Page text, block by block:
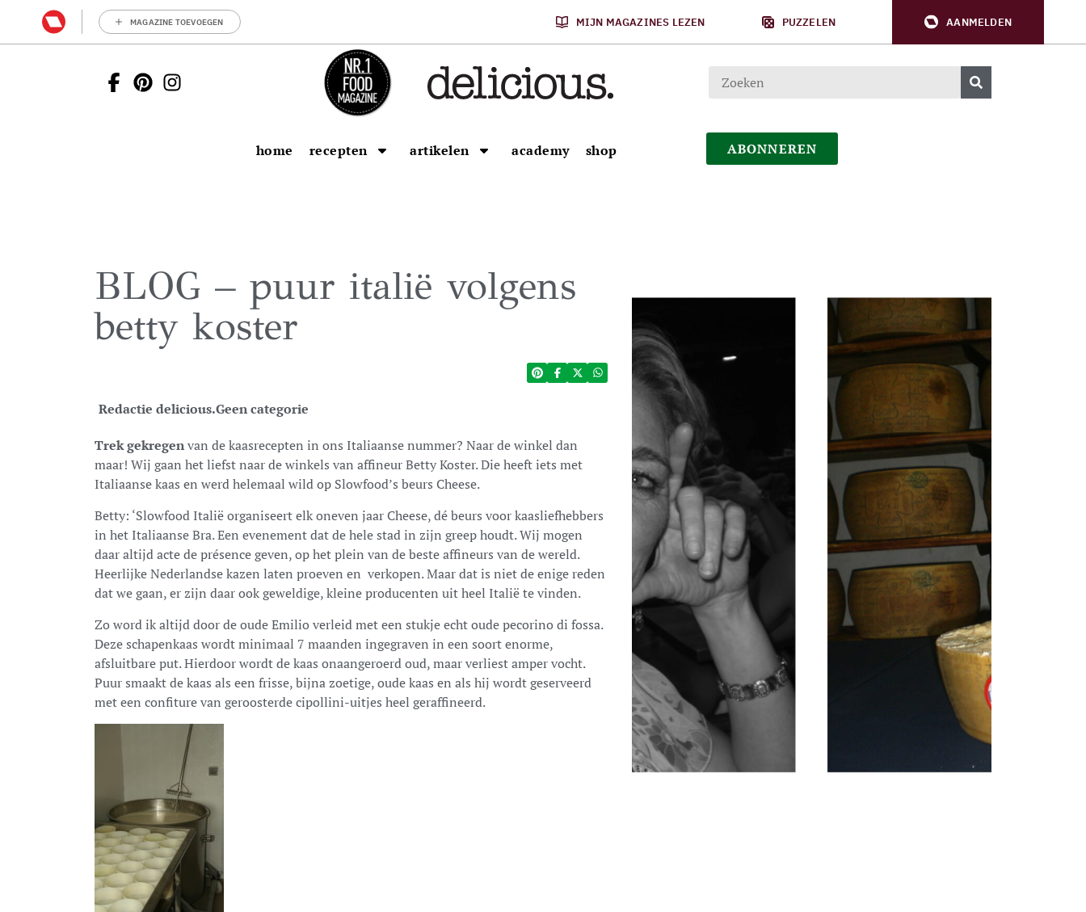
MAGAZINE TOEVOEGEN MIJN MAGAZINES LEZEN PUZZELEN AANMELDEN
home recepten artikelen academy shop ABONNEREN
BLOG – puur italië volgens
betty koster
Redactie delicious.Geen categorie
Trek gekregenvan de kaasrecepten in ons Italiaanse nummer? Naar de winkel dan
maar! Wij gaan het liefst naar de winkels van affineur Betty Koster. Die heeft iets met
Italiaanse kaas en werd helemaal wild op Slowfood’s beurs Cheese.
Betty: ‘Slowfood Italië organiseert elk oneven jaar Cheese, dé beurs voor kaasliefhebbers
in het Italiaanse Bra. Een evenement dat de hele stad in zijn greep houdt. Wij mogen
daar altijd acte de présence geven, op het plein van de beste affineurs van de wereld.
Heerlijke Nederlandse kazen laten proeven en verkopen. Maar dat is niet de enige reden
dat we gaan, er zijn daar ook geweldige, kleine producenten uit heel Italië te vinden.
Zo word ik altijd door de oude Emilio verleid met een stukje echt oude pecorino di fossa.
Deze schapenkaas wordt minimaal 7 maanden ingegraven in een soort enorme,
afsluitbare put. Hierdoor wordt de kaas onaangeroerd oud, maar verliest amper vocht.
Puur smaakt de kaas als een frisse, bijna zoetige, oude kaas en als hij wordt geserveerd
met een confiture van geroosterde cipollini-uitjes heel geraffineerd.